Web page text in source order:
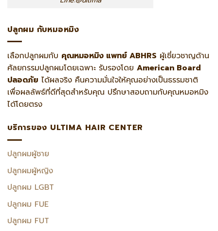
ปลูกผม กับหมอหมิง
เลือกปลูกผมกับ คุณหมอหมิง แพทย์ ABHRS ผู้เชี่ยวชาญด้าน
ศัลยกรรมปลูกผมโดยเฉพาะ รับรองโดย American Board
ปลอดภัย ได้ผลจริง คืนความมั่นใจให้คุณอย่างเป็นธรรมชาติ
เพื่อผลลัพธ์ที่ดีที่สุดสำหรับคุณ ปรึกษาสอบถามกับคุณหมอหมิง
ได้โดยตรง
บริการของ ULTIMA HAIR CENTER
ปลูกผมผู้ชาย
ปลูกผมผู้หญิง
ปลูกผม LGBT
ปลูกผม FUE
ปลูกผม FUT